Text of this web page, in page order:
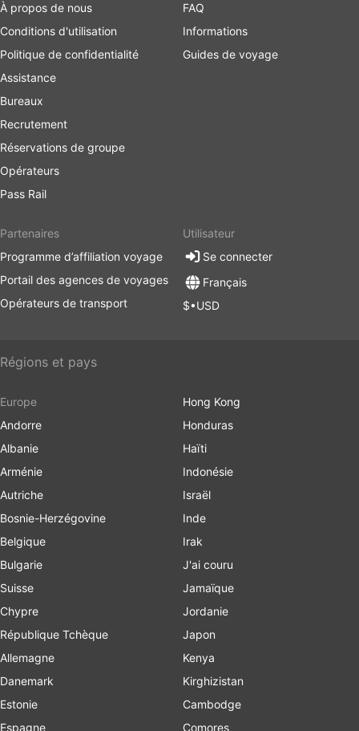
À propos de nous
Conditions d'utilisation
Politique de confidentialité
Assistance
Bureaux
Recrutement
Réservations de groupe
Opérateurs
Pass Rail
FAQ
Informations
Guides de voyage
Partenaires
Programme d’affiliation voyage
Portail des agences de voyages
Opérateurs de transport
Utilisateur
Se connecter
Français
$•USD
Régions et pays
Europe
Andorre
Albanie
Arménie
Autriche
Bosnie-Herzégovine
Belgique
Bulgarie
Suisse
Chypre
République Tchèque
Allemagne
Danemark
Estonie
Espagne
Hong Kong
Honduras
Haïti
Indonésie
Israël
Inde
Irak
J'ai couru
Jamaïque
Jordanie
Japon
Kenya
Kirghizistan
Cambodge
Comores